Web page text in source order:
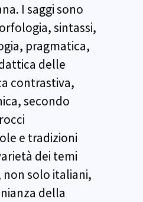
I saggi sono
sintassi,
pragmatica,
delle
contrastiva,
secondo
e tradizioni
dei temi
solo italiani,
della